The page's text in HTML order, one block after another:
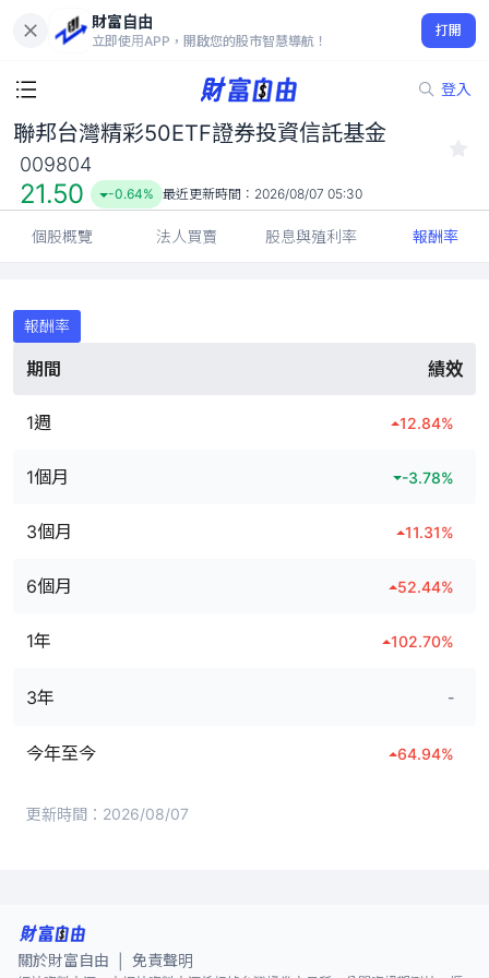
財富自由
立即使用APP，開啟您的股市智慧導航！
打開
登入
聯邦台灣精彩50ETF證券投資信託基金 009804
21.50
-0.64%
聯邦台灣精彩50ETF證券投資信託基金
009804
21.50 -0.64% 最近更新時間： 2026/08/07 05:30
個股概覽 法人買賣 股息與殖利率 報酬率
報酬率
期間 績效
1週 12.84%
1個月 -3.78%
3個月 11.31%
6個月 52.44%
1年 102.70%
3年 -
今年至今 64.94%
更新時間： 2026/08/07
關於財富自由 免責聲明